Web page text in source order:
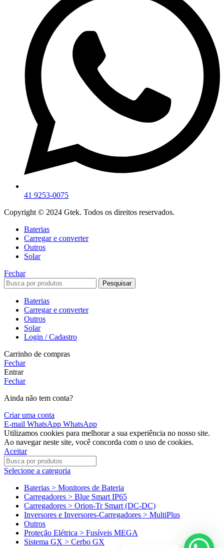
41 9253-0075
Copyright © 2024 Gtek. Todos os direitos reservados.
Baterias
Carregar e converter
Outros
Solar
Fechar
Pesquisar
Baterias
Carregar e converter
Outros
Solar
Login / Cadastro
Carrinho de compras
Fechar
Entrar
Fechar
Ainda não tem conta?
Criar uma conta
E-mail WhatsApp WhatsApp
Utilizamos cookies para melhorar a sua experiência no nosso site.
Ao navegar neste site, você concorda com o uso de cookies.
Aceitar
Selecione a categoria
Baterias > Monitores de Bateria
Carregadores > Blue Smart IP65
Carregadores > Orion-Tr Smart (DC-DC)
Inversores e Inversores-Carregadores > MultiPlus
Outros
Proteção Elétrica > Fusíveis MEGA
Sistema GX > Cerbo GX